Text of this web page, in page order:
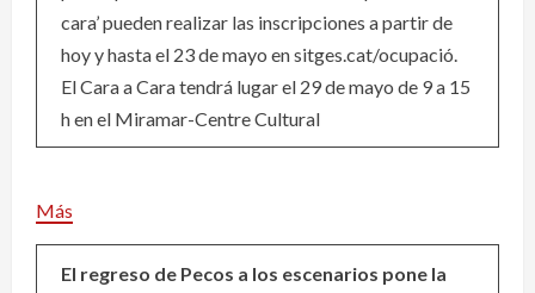
cara’ pueden realizar las inscripciones a partir de
hoy y hasta el 23 de mayo en sitges.cat/ocupació.
El Cara a Cara tendrá lugar el 29 de mayo de 9 a 15
h en el Miramar-Centre Cultural
Más
El regreso de Pecos a los escenarios pone la